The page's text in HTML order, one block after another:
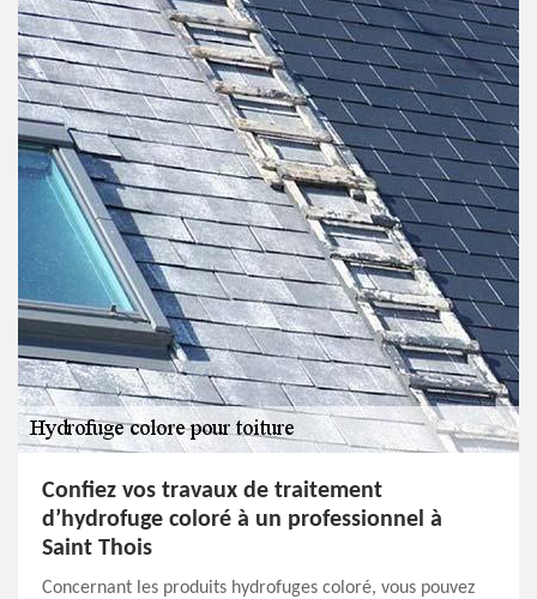
Confiez vos travaux de traitement
d’hydrofuge coloré à un professionnel à
Saint Thois
Concernant les produits hydrofuges coloré, vous pouvez